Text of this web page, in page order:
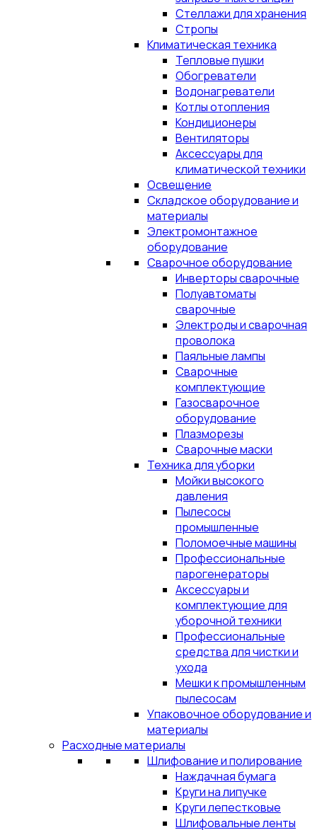
Стеллажи для хранения
Стропы
Климатическая техника
Тепловые пушки
Обогреватели
Водонагреватели
Котлы отопления
Кондиционеры
Вентиляторы
Аксессуары для
климатической техники
Освещение
Складское оборудование и
материалы
Электромонтажное
оборудование
Сварочное оборудование
Инверторы сварочные
Полуавтоматы
сварочные
Электроды и сварочная
проволока
Паяльные лампы
Сварочные
комплектующие
Газосварочное
оборудование
Плазморезы
Сварочные маски
Техника для уборки
Мойки высокого
давления
Пылесосы
промышленные
Поломоечные машины
Профессиональные
парогенераторы
Аксессуары и
комплектующие для
уборочной техники
Профессиональные
средства для чистки и
ухода
Мешки к промышленным
пылесосам
Упаковочное оборудование и
материалы
Расходные материалы
Шлифование и полирование
Наждачная бумага
Круги на липучке
Круги лепестковые
Шлифовальные ленты